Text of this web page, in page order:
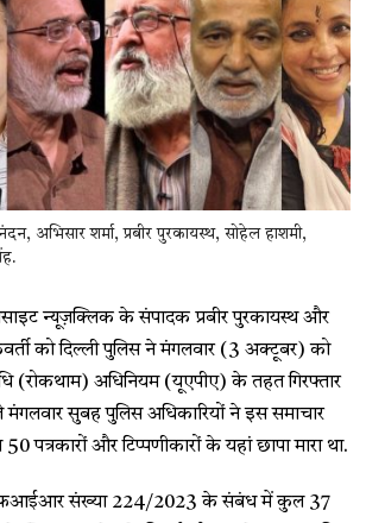
अभिसार शर्मा, प्रबीर पुरकायस्थ, सोहेल हाशमी,
न्यूज़क्लिक के संपादक प्रबीर पुरकायस्थ और
को दिल्ली पुलिस ने मंगलवार (3 अक्टूबर) को
(रोकथाम) अधिनियम (यूएपीए) के तहत गिरफ्तार
सुबह पुलिस अधिकारियों ने इस समाचार
पत्रकारों और टिप्पणीकारों के यहां छापा मारा था.
संख्या 224/2023 के संबंध में कुल 37